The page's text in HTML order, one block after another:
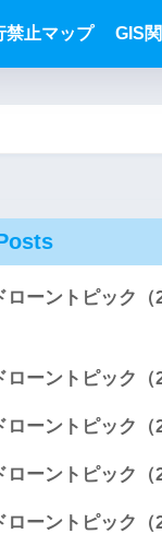
禁止マップ GIS
ローントピック（
ローントピック（
ローントピック（
ローントピック（
ローントピック（